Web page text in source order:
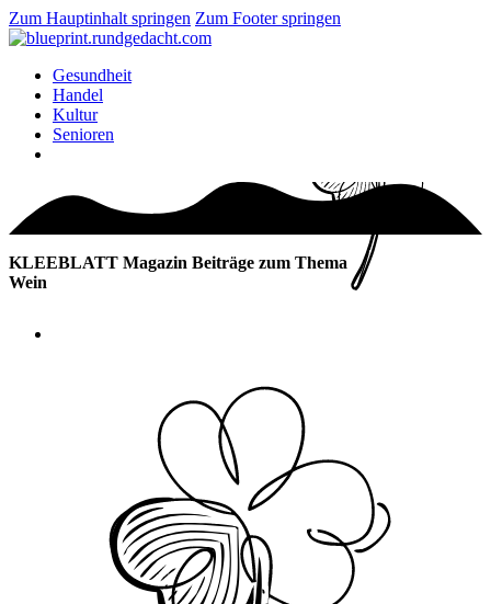
Zum Hauptinhalt springen Zum Footer springen
Gesundheit
Handel
Kultur
Senioren
KLEEBLATT Magazin Beiträge zum Thema
Wein